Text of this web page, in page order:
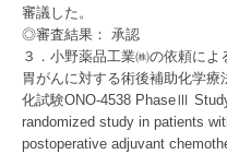
審議した。
◎審査結果： 承認
３．小野薬品工業㈱の依頼に
胃がんに対する術後補助化学
化試験ONO-4538 PhaseⅢ
randomized study in patients
postoperative adjuvant